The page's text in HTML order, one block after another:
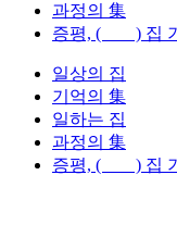
과정의 集
증평, ( ) 집
일상의 집
기억의 集
일하는 집
과정의 集
증평, ( ) 집